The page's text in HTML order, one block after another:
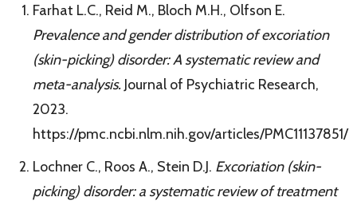
Farhat L.C., Reid M., Bloch M.H., Olfson E.
Prevalence and gender distribution of excoriation
(skin-picking) disorder: A systematic review and
meta-analysis. Journal of Psychiatric Research,
2023.
https://pmc.ncbi.nlm.nih.gov/articles/PMC11137851/
Lochner C., Roos A., Stein D.J. Excoriation (skin-
picking) disorder: a systematic review of treatment